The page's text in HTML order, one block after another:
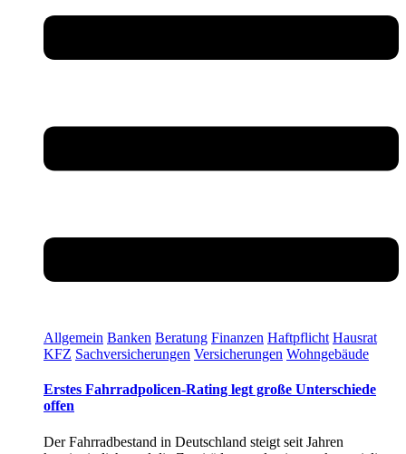
Allgemein Banken Beratung Finanzen Haftpflicht Hausrat
KFZ Sachversicherungen Versicherungen Wohngebäude
Erstes Fahrradpolicen-Rating legt große Unterschiede
offen
Der Fahrradbestand in Deutschland steigt seit Jahren